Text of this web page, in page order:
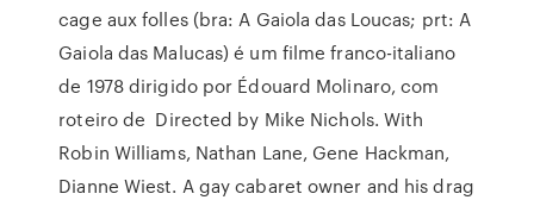
cage aux folles (bra: A Gaiola das Loucas; prt: A
Gaiola das Malucas) é um filme franco-italiano
de 1978 dirigido por Édouard Molinaro, com
roteiro de Directed by Mike Nichols. With
Robin Williams, Nathan Lane, Gene Hackman,
Dianne Wiest. A gay cabaret owner and his drag